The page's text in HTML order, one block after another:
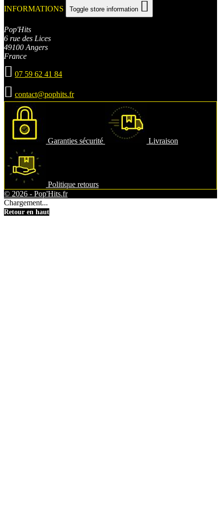
INFORMATIONS Toggle store information 
Pop'Hits
6 rue des Lices
49100 Angers
France
 07 59 62 41 84
 contact@pophits.fr
Garanties sécurité Livraison
Politique retours
© 2026 - Pop'Hits.fr
Chargement...
Retour en haut